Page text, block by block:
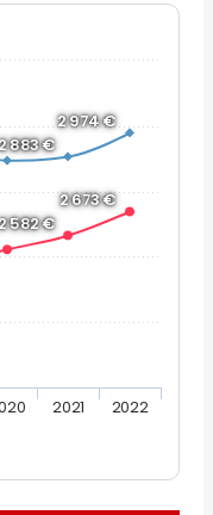
582 €
2 673 €
883 €
2 974 €
2021 2022